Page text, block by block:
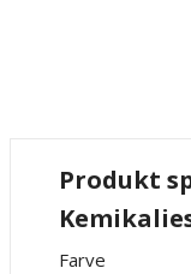
Produkt
Farve